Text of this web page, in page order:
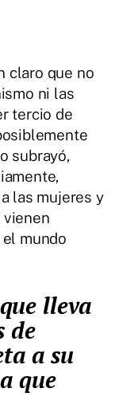
claro que no
ni las
tercio de
subrayó,
las mujeres y
vienen
mundo
de
a su
que